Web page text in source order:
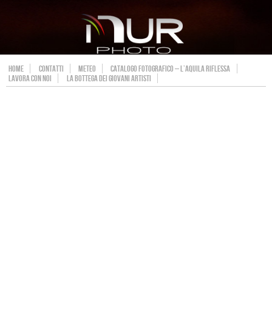
HOME CONTATTI METEO
CATALOGO FOTOGRAFICO – L’AQUILA RIFLESSA
LAVORA CON NOI
LA BOTTEGA DEI GIOVANI ARTISTI